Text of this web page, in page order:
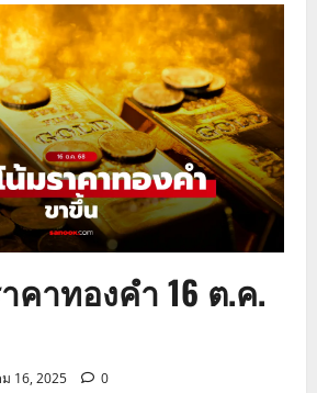
คาทองคำ 16 ต.ค.
16, 2025 0